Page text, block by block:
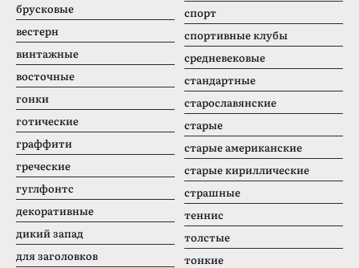
брусковые
вестерн
винтажные
восточные
гонки
готические
граффити
греческие
гуглфонтс
декоративные
дикий запад
для заголовков
спорт
спортивные клубы
средневековые
стандартные
старославянские
старые
старые американские
старые кириллические
страшные
теннис
толстые
тонкие